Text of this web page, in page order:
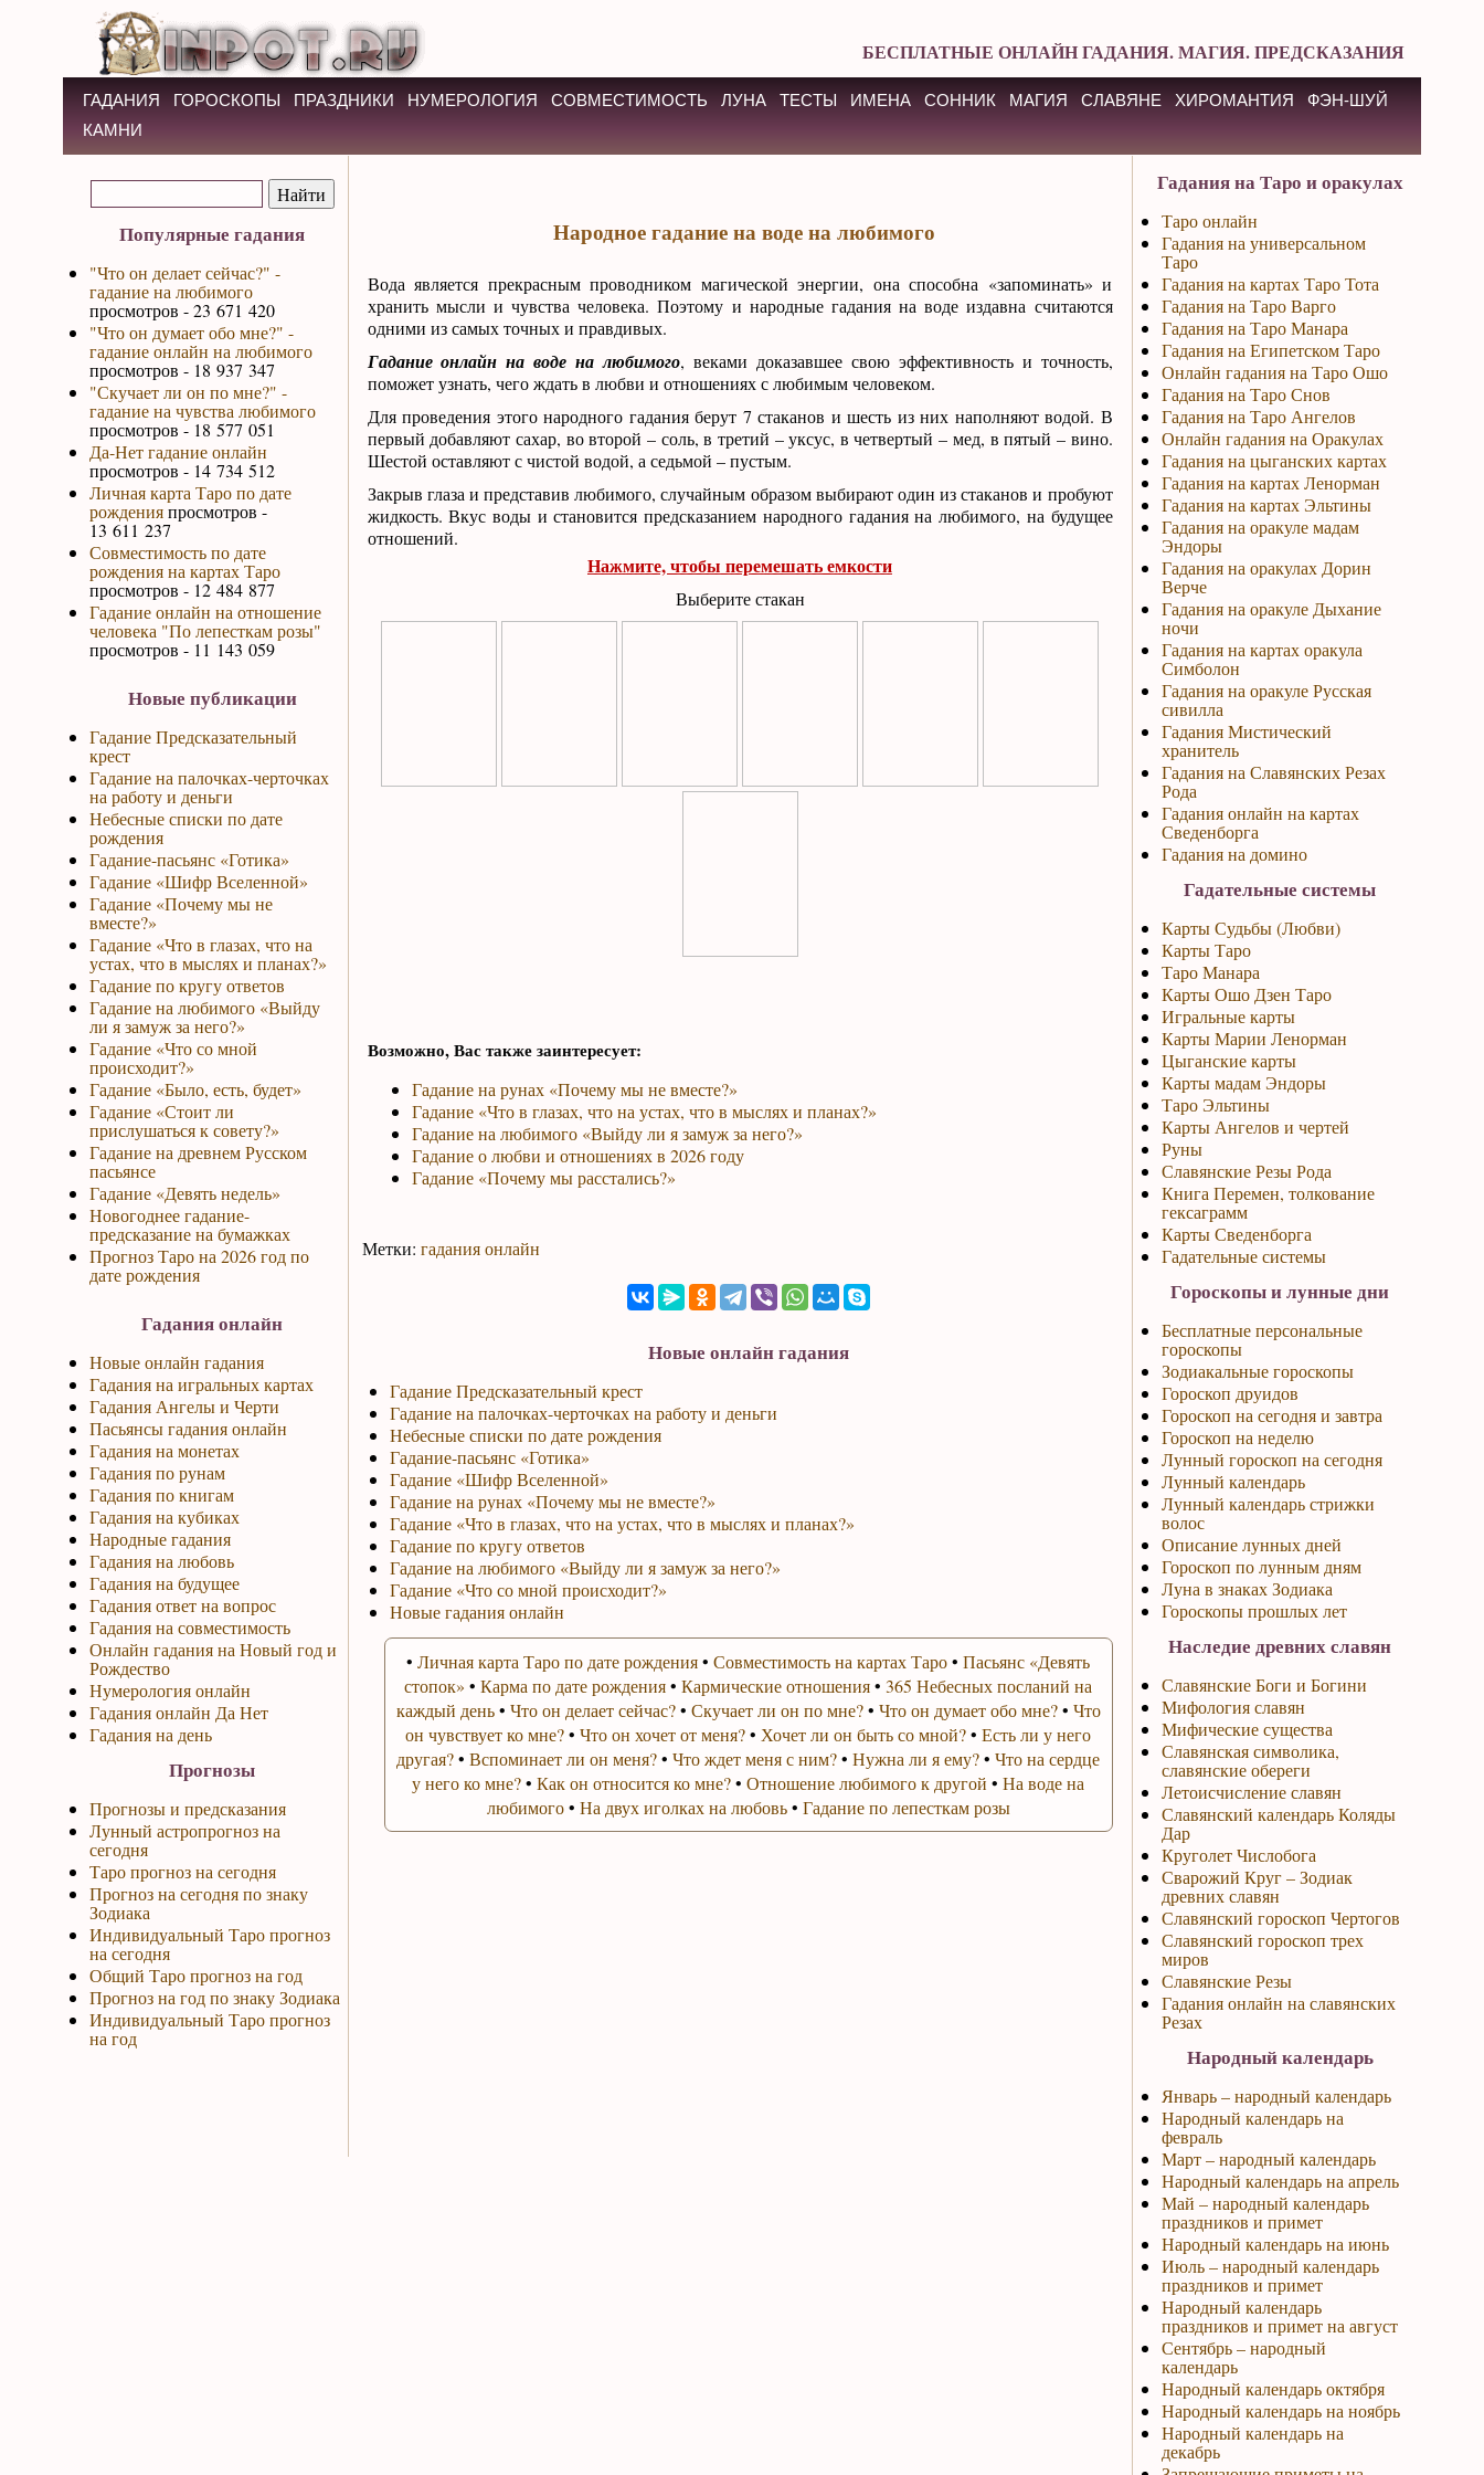
БЕСПЛАТНЫЕ ОНЛАЙН ГАДАНИЯ. МАГИЯ. ПРЕДСКАЗАНИЯ
ГАДАНИЯ ГОРОСКОПЫ ПРАЗДНИКИ НУМЕРОЛОГИЯ СОВМЕСТИМОСТЬ ЛУНА ТЕСТЫ ИМЕНА СОННИК МАГИЯ СЛАВЯНЕ ХИРОМАНТИЯ
ФЭН-ШУЙ
КАМНИ
Популярные гадания
"Что он делает сейчас?" -
гадание на любимого
просмотров - 23 671 420
"Что он думает обо мне?" -
гадание онлайн на любимого
просмотров - 18 937 347
"Скучает ли он по мне?" -
гадание на чувства любимого
просмотров - 18 577 051
Да-Нет гадание онлайн
просмотров - 14 734 512
Личная карта Таро по дате
рожденияпросмотров -
13 611 237
Совместимость по дате
рождения на картах Таро
просмотров - 12 484 877
Гадание онлайн на отношение
человека "По лепесткам розы"
просмотров - 11 143 059
Новые публикации
Гадание Предсказательный
крест
Гадание на палочках-черточках
на работу и деньги
Небесные списки по дате
рождения
Гадание-пасьянс «Готика»
Гадание «Шифр Вселенной»
Гадание «Почему мы не
вместе?»
Гадание «Что в глазах, что на
устах, что в мыслях и планах?»
Гадание по кругу ответов
Гадание на любимого «Выйду
ли я замуж за него?»
Гадание «Что со мной
происходит?»
Гадание «Было, есть, будет»
Гадание «Стоит ли
прислушаться к совету?»
Гадание на древнем Русском
пасьянсе
Гадание «Девять недель»
Новогоднее гадание-
предсказание на бумажках
Прогноз Таро на 2026 год по
дате рождения
Гадания онлайн
Новые онлайн гадания
Гадания на игральных картах
Гадания Ангелы и Черти
Пасьянсы гадания онлайн
Гадания на монетах
Гадания по рунам
Гадания по книгам
Гадания на кубиках
Народные гадания
Гадания на любовь
Гадания на будущее
Гадания ответ на вопрос
Гадания на совместимость
Онлайн гадания на Новый год и
Рождество
Нумерология онлайн
Гадания онлайн Да Нет
Гадания на день
Прогнозы
Прогнозы и предсказания
Лунный астропрогноз на
сегодня
Таро прогноз на сегодня
Прогноз на сегодня по знаку
Зодиака
Индивидуальный Таро прогноз
на сегодня
Общий Таро прогноз на год
Прогноз на год по знаку Зодиака
Индивидуальный Таро прогноз
на год
Народное гадание на воде на любимого
Вода является прекрасным проводником магической энергии, она способна «запоминать» и
хранить мысли и чувства человека. Поэтому и народные гадания на воде издавна считаются
одними из самых точных и правдивых.
Гадание онлайн на воде на любимого, веками доказавшее свою эффективность и точность,
поможет узнать, чего ждать в любви и отношениях с любимым человеком.
Для проведения этого народного гадания берут 7 стаканов и шесть из них наполняют водой. В
первый добавляют сахар, во второй – соль, в третий – уксус, в четвертый – мед, в пятый – вино.
Шестой оставляют с чистой водой, а седьмой – пустым.
Закрыв глаза и представив любимого, случайным образом выбирают один из стаканов и пробуют
жидкость. Вкус воды и становится предсказанием народного гадания на любимого, на будущее
отношений.
Нажмите, чтобы перемешать емкости
Выберите стакан
Возможно, Вас также заинтересует:
Гадание на рунах «Почему мы не вместе?»
Гадание «Что в глазах, что на устах, что в мыслях и планах?»
Гадание на любимого «Выйду ли я замуж за него?»
Гадание о любви и отношениях в 2026 году
Гадание «Почему мы расстались?»
Метки: гадания онлайн
Новые онлайн гадания
Гадание Предсказательный крест
Гадание на палочках-черточках на работу и деньги
Небесные списки по дате рождения
Гадание-пасьянс «Готика»
Гадание «Шифр Вселенной»
Гадание на рунах «Почему мы не вместе?»
Гадание «Что в глазах, что на устах, что в мыслях и планах?»
Гадание по кругу ответов
Гадание на любимого «Выйду ли я замуж за него?»
Гадание «Что со мной происходит?»
Новые гадания онлайн
• Личная карта Таро по дате рождения• Совместимость на картах Таро• Пасьянс «Девять
стопок» • Карма по дате рождения• Кармические отношения• 365 Небесных посланий на
каждый день• Что он делает сейчас?• Скучает ли он по мне?• Что он думает обо мне?• Что
он чувствует ко мне?• Что он хочет от меня?• Хочет ли он быть со мной?• Есть ли у него
другая?• Вспоминает ли он меня?• Что ждет меня с ним?• Нужна ли я ему?• Что на сердце
у него ко мне?• Как он относится ко мне?• Отношение любимого к другой • На воде на
любимого• На двух иголках на любовь• Гадание по лепесткам розы
Гадания на Таро и оракулах
Таро онлайн
Гадания на универсальном
Таро
Гадания на картах Таро Тота
Гадания на Таро Варго
Гадания на Таро Манара
Гадания на Египетском Таро
Онлайн гадания на Таро Ошо
Гадания на Таро Снов
Гадания на Таро Ангелов
Онлайн гадания на Оракулах
Гадания на цыганских картах
Гадания на картах Ленорман
Гадания на картах Эльтины
Гадания на оракуле мадам
Эндоры
Гадания на оракулах Дорин
Верче
Гадания на оракуле Дыхание
ночи
Гадания на картах оракула
Симболон
Гадания на оракуле Русская
сивилла
Гадания Мистический
хранитель
Гадания на Славянских Резах
Рода
Гадания онлайн на картах
Сведенборга
Гадания на домино
Гадательные системы
Карты Судьбы (Любви)
Карты Таро
Таро Манара
Карты Ошо Дзен Таро
Игральные карты
Карты Марии Ленорман
Цыганские карты
Карты мадам Эндоры
Таро Эльтины
Карты Ангелов и чертей
Руны
Славянские Резы Рода
Книга Перемен, толкование
гексаграмм
Карты Сведенборга
Гадательные системы
Гороскопы и лунные дни
Бесплатные персональные
гороскопы
Зодиакальные гороскопы
Гороскоп друидов
Гороскоп на сегодня и завтра
Гороскоп на неделю
Лунный гороскоп на сегодня
Лунный календарь
Лунный календарь стрижки
волос
Описание лунных дней
Гороскоп по лунным дням
Луна в знаках Зодиака
Гороскопы прошлых лет
Наследие древних славян
Славянские Боги и Богини
Мифология славян
Мифические существа
Славянская символика,
славянские обереги
Летоисчисление славян
Славянский календарь Коляды
Дар
Круголет Числобога
Сварожий Круг – Зодиак
древних славян
Славянский гороскоп Чертогов
Славянский гороскоп трех
миров
Славянские Резы
Гадания онлайн на славянских
Резах
Народный календарь
Январь – народный календарь
Народный календарь на
февраль
Март – народный календарь
Народный календарь на апрель
Май – народный календарь
праздников и примет
Народный календарь на июнь
Июль – народный календарь
праздников и примет
Народный календарь
праздников и примет на август
Сентябрь – народный
календарь
Народный календарь октября
Народный календарь на ноябрь
Народный календарь на
декабрь